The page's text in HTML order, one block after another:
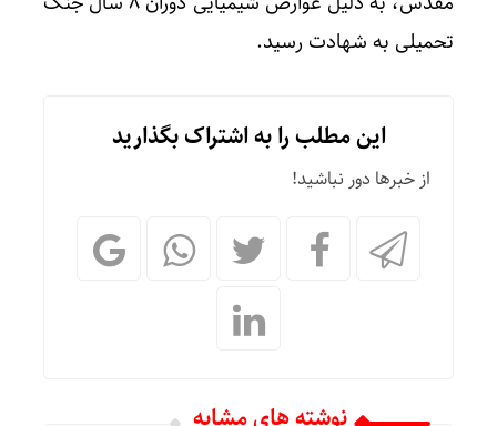
تحمیلی به شهادت رسید.
این مطلب را به اشتراک بگذارید
از خبرها دور نباشید!